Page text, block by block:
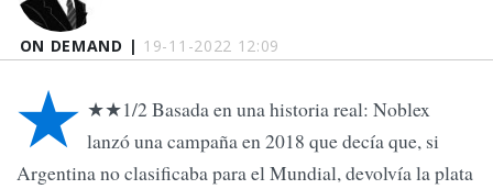
ON DEMAND | 19-11-2022 12:09
★ ★★1/2 Basada en una historia real: Noblex
lanzó una campaña en 2018 que decía que, si
Argentina no clasificaba para el Mundial, devolvía la plata